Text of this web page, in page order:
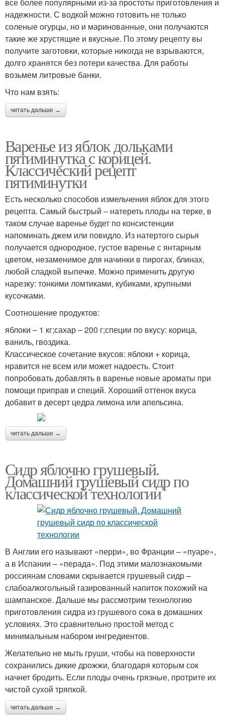
все более популярными из-за простоты приготовления и
надежности. С водкой можно готовить не только
соленые огурцы, но и маринованные, они получаются
такие же хрустящие и вкусные. По этому рецепту вы
получите заготовки, которые никогда не взрываются,
долго хранятся без потери качества. Для работы
возьмем литровые банки.
Что нам взять:
читать дальше →
Варенье из яблок дольками
пятиминутка с корицей.
Классический рецепт
пятиминутки
Есть несколько способов измельчения яблок для этого
рецепта. Самый быстрый ‒ натереть плоды на терке, в
таком случае варенье будет по консистенции
напоминать джем или повидло. Из натертого сырья
получается однородное, густое варенье с янтарным
цветом, незаменимое для начинки в пирогах, блинах,
любой сладкой выпечке. Можно применить другую
нарезку: тонкими ломтиками, кубиками, крупными
кусочками.
Соотношение продуктов:
яблоки ‒ 1 кг;сахар ‒ 200 г;специи по вкусу: корица,
ваниль, гвоздика.
Классическое сочетание вкусов: яблоки + корица,
нравится не всем или может надоесть. Стоит
попробовать добавлять в варенье новые ароматы при
помощи приправ и специй. Хороший оттенок вкуса
добавит в десерт цедра лимона или апельсина.
читать дальше →
Сидр яблочно грушевый.
Домашний грушевый сидр по
классической технологии
В Англии его называют «перри», во Франции – «пуаре»,
а в Испании – «перада». Под этими малознакомыми
россиянам словами скрывается грушевый сидр –
слабоалкогольный газированный напиток похожий на
шампанское. Дальше мы рассмотрим технологию
приготовления сидра из грушевого сока в домашних
условиях. Это сравнительно простой метод с
минимальным набором ингредиентов.
Желательно не мыть груши, чтобы на поверхности
сохранились дикие дрожжи, благодаря которым сок
начнет бродить. Если плоды очень грязные, протрите их
чистой сухой тряпкой.
читать дальше →